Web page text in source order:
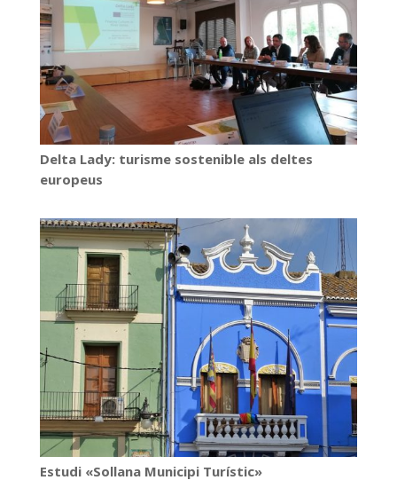
Delta Lady: turisme sostenible als deltes
europeus
Estudi «Sollana Municipi Turístic»